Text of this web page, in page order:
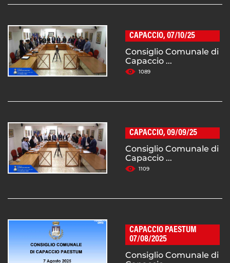
CAPACCIO, 07/10/25
Consiglio Comunale di
Capaccio ...
1089
CAPACCIO, 09/09/25
Consiglio Comunale di
Capaccio ...
1109
CAPACCIO PAESTUM
07/08/2025
Consiglio Comunale di